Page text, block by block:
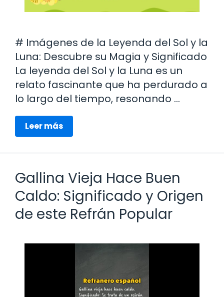
# Imágenes de la Leyenda del Sol y la
Luna: Descubre su Magia y Significado
La leyenda del Sol y la Luna es un
relato fascinante que ha perdurado a
lo largo del tiempo, resonando …
Leer más
Gallina Vieja Hace Buen
Caldo: Significado y Origen
de este Refrán Popular